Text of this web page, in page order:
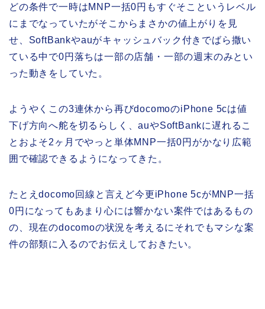
どの条件で一時はMNP一括0円もすぐそこというレベル
にまでなっていたがそこからまさかの値上がりを見
せ、SoftBankやauがキャッシュバック付きでばら撒い
ている中で0円落ちは一部の店舗・一部の週末のみとい
った動きをしていた。
ようやくこの3連休から再びdocomoのiPhone 5cは値
下げ方向へ舵を切るらしく、auやSoftBankに遅れるこ
とおよそ2ヶ月でやっと単体MNP一括0円がかなり広範
囲で確認できるようになってきた。
たとえdocomo回線と言えど今更iPhone 5cがMNP一括
0円になってもあまり心には響かない案件ではあるもの
の、現在のdocomoの状況を考えるにそれでもマシな案
件の部類に入るのでお伝えしておきたい。